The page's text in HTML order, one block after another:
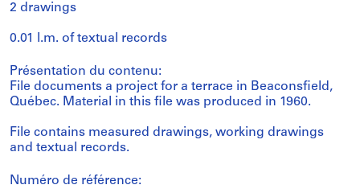
2 drawings
0.01 l.m. of textual records
Présentation du contenu:
File documents a project for a terrace in Beaconsfield,
Québec. Material in this file was produced in 1960.
File contains measured drawings, working drawings
and textual records.
Numéro de référence: